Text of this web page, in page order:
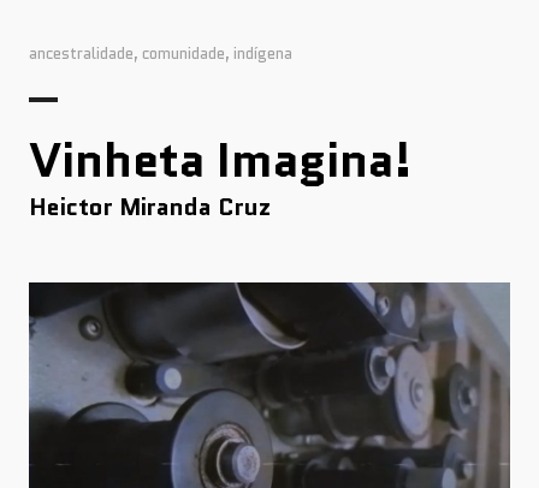
ancestralidade, comunidade, indígena
Vinheta Imagina!
Heictor Miranda Cruz